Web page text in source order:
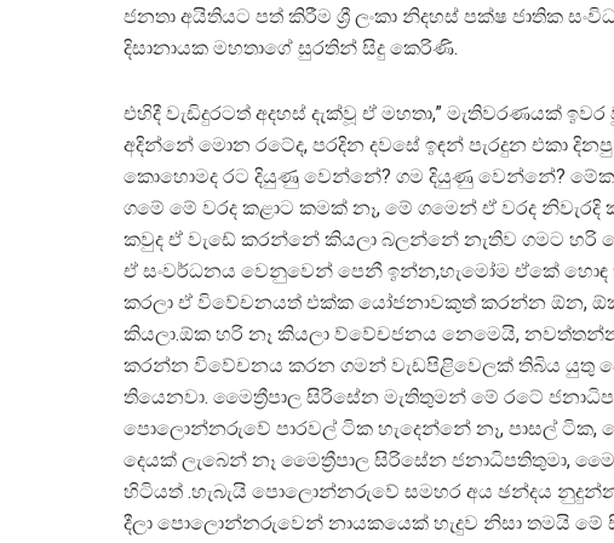
ජනතා අයිතියට පත් කිරීම ශ්‍රී ලංකා නිදහස් පක්ෂ ජාතික
දිසානායක මහතාගේ සුරතින් සිදු කෙරිණි.
එහිදී වැඩිදුරටත් අදහස් දැක්වූ ඒ මහතා,” මැතිවරණයක්
අදින්නේ මොන රටේද, පරදින දවසේ ඉඳන් පැරදුන එකා
කොහොමද රට දියුණු වෙන්නේ? ගම දියුණු වෙන්නේ?
ගමේ මේ වරද කළාට කමක් නෑ, මේ ගමෙන් ඒ වරද
කවුද ඒ වැඩේ කරන්නේ කියලා බලන්නේ නැතිව ගමට හරි
ඒ සංවර්ධනය වෙනුවෙන් පෙනී ඉන්න,හැමෝම ඒකේ
කරලා ඒ විවේචනයත් එක්ක යෝජනාවකුත් කරන්න ඕන,
කියලා.ඕක හරි නෑ කියලා ව්වේචජනය නෙමෙයි,
කරන්න විවේචනය කරන ගමන් වැඩපිළිවෙලක් තිබිය යුතු
තියෙනවා. මෛත්‍රීපාල සිරිසේන මැතිතුමන් මේ රටේ
පොලොන්නරුවේ පාරවල් ටික හැදෙන්නේ නෑ, පාසල් ටික,
දෙයක් ලැබෙන් නෑ මෛත්‍රීපාල සිරිසේන ජනාධිපතිතුමා,
හිටියත් .හැබැයි පොලොන්නරුවේ සමහර අය ඡන්දය
දීලා පොලොන්නරුවෙන් නායකයෙක් හැදුව නිසා තමයි